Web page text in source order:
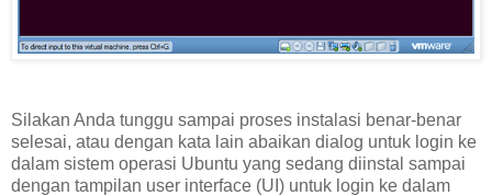
Silakan Anda tunggu sampai proses instalasi benar-benar
selesai, atau dengan kata lain abaikan dialog untuk login ke
dalam sistem operasi Ubuntu yang sedang diinstal sampai
dengan tampilan user interface (UI) untuk login ke dalam